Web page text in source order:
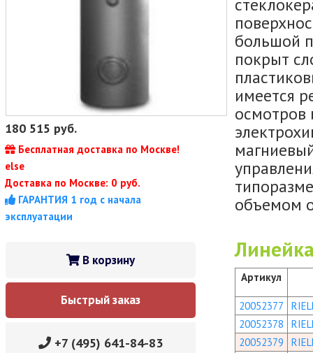
180 515 руб.
Бесплатная доставка по Москве!
else
Доставка по Москве: 0 руб.
ГАРАНТИЯ 1 год с начала
эксплуатации
В корзину
Быстрый заказ
+7 (495) 641-84-83
большой
покрыт
имеется
осмотров
объемом
Артикул
20052377
20052378
20052379